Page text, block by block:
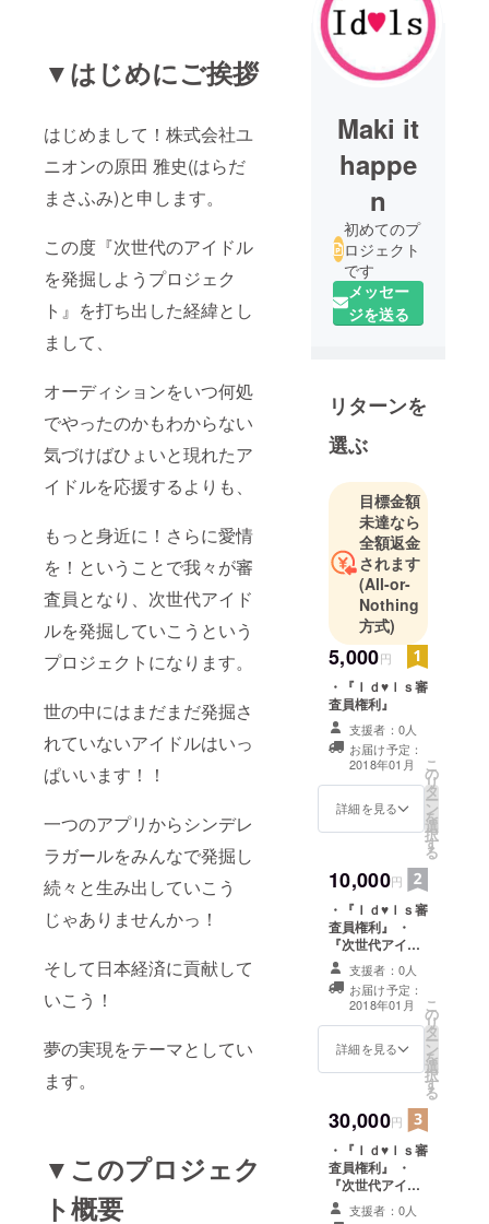
▼はじめにご挨拶
はじめまして！株式会社ユ
ニオンの原田 雅史(はらだ
まさふみ)と申します。
この度『次世代のアイドル
を発掘しようプロジェク
ト』を打ち出した経緯とし
まして、
オーディションをいつ何処
でやったのかもわからない
気づけばひょいと現れたア
イドルを応援するよりも、
もっと身近に！さらに愛情
を！ということで我々が審
査員となり、次世代アイド
ルを発掘していこうという
プロジェクトになります。
世の中にはまだまだ発掘さ
れていないアイドルはいっ
ぱいいます！！
一つのアプリからシンデレ
ラガールをみんなで発掘し
続々と生み出していこう
じゃありませんかっ！
そして日本経済に貢献して
いこう！
夢の実現をテーマとしてい
ます。
▼このプロジェク
ト概要
Maki it
happe
n
初めてのプ
ロジェクト
です
メッセー
ジを送る
リターンを
選ぶ
目標金額
未達なら
全額返金
されます
(All-or-
Nothing
方式)
5,000円
・『Ｉｄ♥ｌｓ審
査員権利』
支援者：0人
お届け予定：
2018年01月
詳細を見る
こ
の
リ
タ
ー
ン
を
選
択
す
る
10,000円
・『Ｉｄ♥ｌｓ審
査員権利』 ・
『次世代アイド
ルグッズ商品(ス
トラップ等の小
物企画提案中)』
支援者：0人
お届け予定：
2018年01月
詳細を見る
こ
の
リ
タ
ー
ン
を
選
択
す
る
30,000円
・『Ｉｄ♥ｌｓ審
査員権利』 ・
『次世代アイド
ルグッズ商品(ス
トラップ等の小
支援者：0人